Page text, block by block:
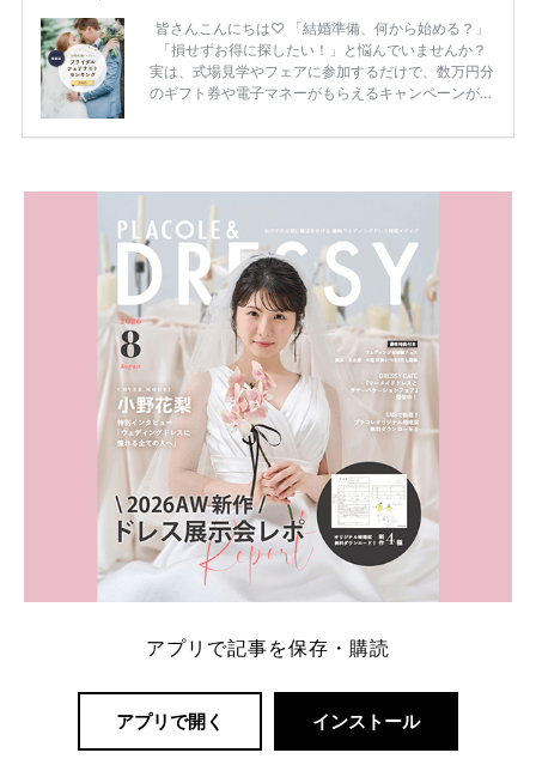
皆さんこんにちは♡ 「結婚準備、何から始める？」
「損せずお得に探したい！」と悩んでいませんか？
実は、式場見学やフェアに参加するだけで、数万円分
のギフト券や電子マネーがもらえるキャンペーンがあ
ため、比較せずに選ぶと損をしてしまうことも……。
内容：特典金額・条件・応募方法・注意点 「どこが
一番お得？」「プラコレの特典は？」といった疑問も
解決します。 まずは診断で候補を絞れる「ウェディ
ング診断」か、体験型 […]
続きを読む
アプリで記事を保存・購読
アプリで開く インストール